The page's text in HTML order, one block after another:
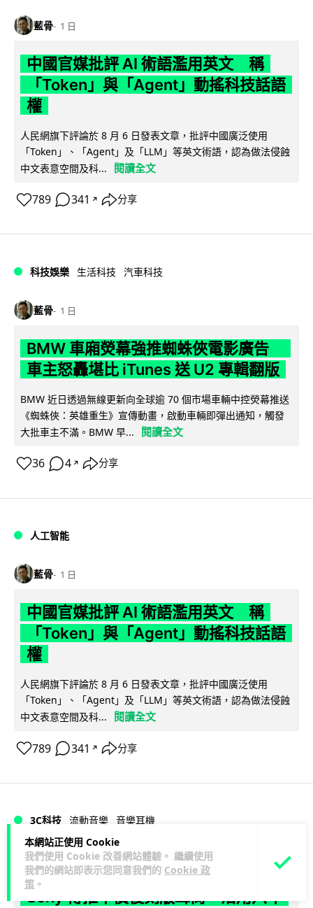
本網站正使用 Cookie
我們使用 Cookie 改善網站體驗。 繼續使用
我們的網站即表示您同意我們的 Cookie 政
策 。
藍骨 1 日
中國官媒批評 AI 術語濫用英文 稱
「Token」與「Agent」動搖科技話語
權
人民網旗下評論於 8 月 6 日發表文章，批評中國廣泛使用
「Token」、「Agent」及「LLM」等英文術語，認為做法侵蝕
中文表意空間及科...
閱讀全文
789 341 ↗ 分享
科技娛樂 生活科技 汽車科技
藍骨 1 日
BMW 車廂熒幕強推蜘蛛俠電影廣告
車主怒轟堪比 iTunes 送 U2 專輯翻版
BMW 近日透過無線更新向全球逾 70 個市場車輛中控熒幕推送
《蜘蛛俠：英雄重生》宣傳動畫，啟動車輛即彈出通知，觸發
大批車主不滿。BMW 早...
閱讀全文
36 4 ↗ 分享
人工智能
藍骨 1 日
中國官媒批評 AI 術語濫用英文 稱
「Token」與「Agent」動搖科技話語
權
人民網旗下評論於 8 月 6 日發表文章，批評中國廣泛使用
「Token」、「Agent」及「LLM」等英文術語，認為做法侵蝕
中文表意空間及科...
閱讀全文
789 341 ↗ 分享
3C科技 流動音樂 音樂耳機
藍骨 1 日
Sony 傳推平價復刻版耳筒 沿用六年